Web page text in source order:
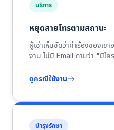
บริการ
หยุดสายโทรตามสถานะ
ผู้เช่าเห็นชัดว่าคำร้องของเข
งาน ไม่มี Email ถามว่า "มีใค
ดูกรณีใช้งาน
บำรุงรักษา